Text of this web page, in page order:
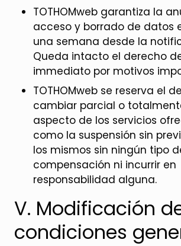
TOTHOMweb garantiza la
acceso y borrado de datos
una semana desde la
Queda intacto el derecho
immediato por motivos
TOTHOMweb se reserva el
cambiar parcial o
aspecto de los servicios
como la suspensión sin
los mismos sin ningún tipo
compensación ni incurrir en
responsabilidad alguna.
V. Modificación
condiciones